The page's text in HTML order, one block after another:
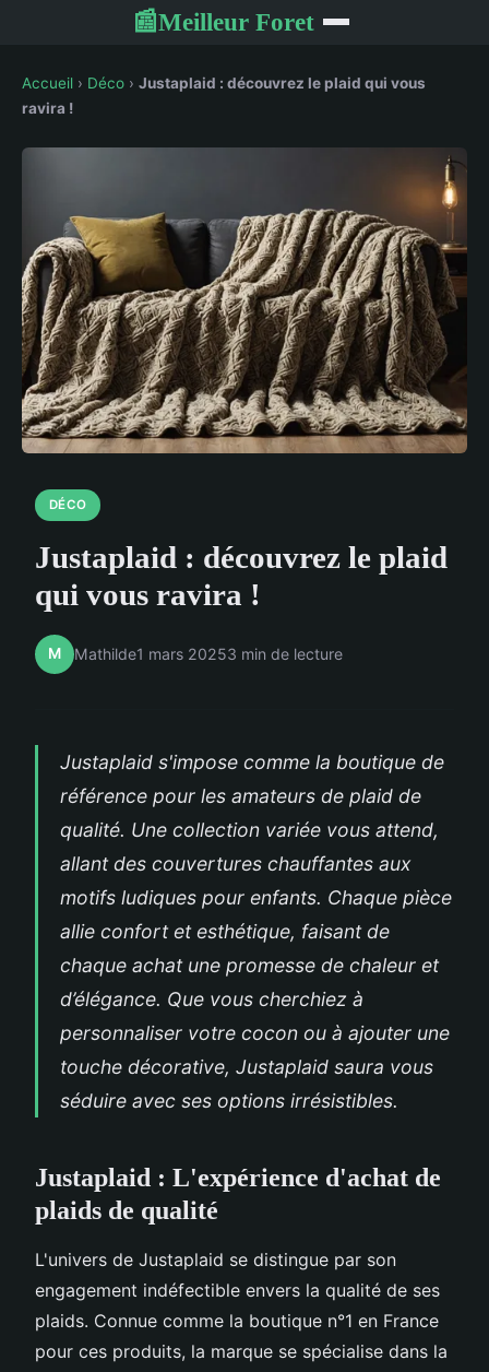
📰Meilleur Foret
Accueil › Déco › Justaplaid : découvrez le plaid qui vous
ravira !
DÉCO
Justaplaid : découvrez le plaid
qui vous ravira !
M Mathilde1 mars 20253 min de lecture
Justaplaid s'impose comme la boutique de
référence pour les amateurs de plaid de
qualité. Une collection variée vous attend,
allant des couvertures chauffantes aux
motifs ludiques pour enfants. Chaque pièce
allie confort et esthétique, faisant de
chaque achat une promesse de chaleur et
d’élégance. Que vous cherchiez à
personnaliser votre cocon ou à ajouter une
touche décorative, Justaplaid saura vous
séduire avec ses options irrésistibles.
Justaplaid : L'expérience d'achat de
plaids de qualité
L'univers de Justaplaid se distingue par son
engagement indéfectible envers la qualité de ses
plaids. Connue comme la boutique n°1 en France
pour ces produits, la marque se spécialise dans la